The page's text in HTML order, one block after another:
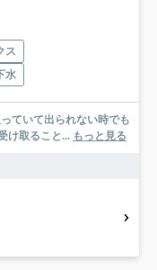
ス
水
ていて出られない時でも
け取ること... もっと見る